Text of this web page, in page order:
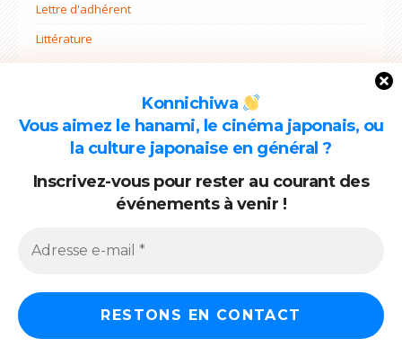
Konnichiwa
Vous aimez le hanami, le cinéma japonais, ou
la culture japonaise en général ?
Inscrivez-vous pour rester au courant des
événements à venir !
Lettre d'adhérent
Littérature
Projets
Rentrée
ARCHIVES
Archives